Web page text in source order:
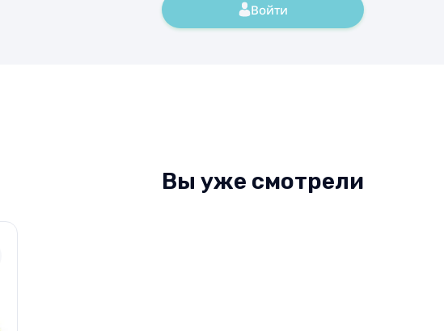
Войти
Вы уже смотрели